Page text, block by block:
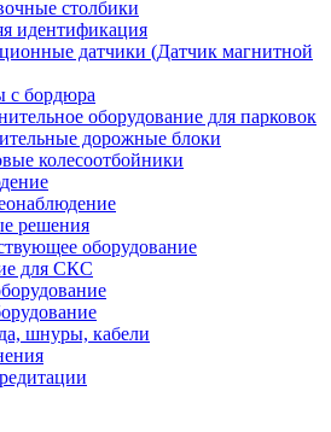
столбики
идентификация
датчики (Датчик магнитной
с бордюра
оборудование для парковок
дорожные блоки
колесоотбойники
решения
оборудование
для СКС
шнуры, кабели